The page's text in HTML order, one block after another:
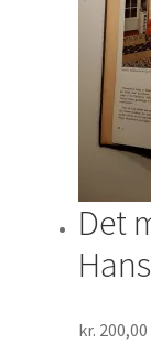
Det
kr. 200,00